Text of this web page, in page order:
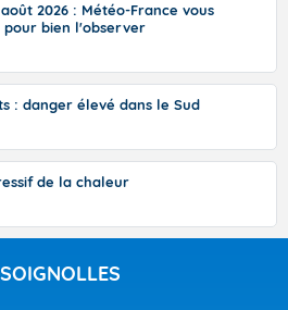
août 2026 : Météo-France vous
pour bien l'observer
: danger élevé dans le Sud
de la chaleur